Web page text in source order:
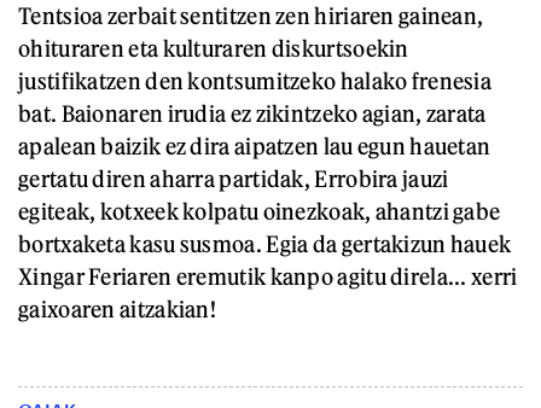
Tentsioa zerbait sentitzen zen hiriaren gainean,
ohituraren eta kulturaren diskurtsoekin
justifikatzen den kontsumitzeko halako frenesia
bat. Baionaren irudia ez zikintzeko agian, zarata
apalean baizik ez dira aipatzen lau egun hauetan
gertatu diren aharra partidak, Errobira jauzi
egiteak, kotxeek kolpatu oinezkoak, ahantzi gabe
bortxaketa kasu susmoa. Egia da gertakizun hauek
Xingar Feriaren eremutik kanpo agitu direla... xerri
gaixoaren aitzakian!